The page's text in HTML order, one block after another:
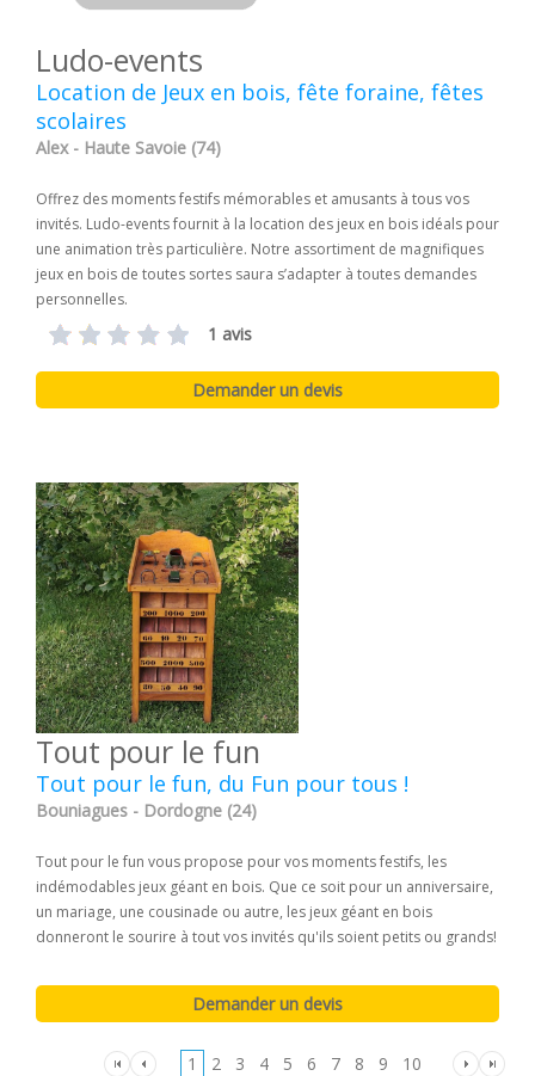
Ludo-events
Location de Jeux en bois, fête foraine, fêtes
scolaires
Alex - Haute Savoie (74)
Offrez des moments festifs mémorables et amusants à tous vos
invités. Ludo-events fournit à la location des jeux en bois idéals pour
une animation très particulière. Notre assortiment de magnifiques
jeux en bois de toutes sortes saura s’adapter à toutes demandes
personnelles.
1 avis
Tout pour le fun
Tout pour le fun, du Fun pour tous !
Bouniagues - Dordogne (24)
Tout pour le fun vous propose pour vos moments festifs, les
indémodables jeux géant en bois. Que ce soit pour un anniversaire,
un mariage, une cousinade ou autre, les jeux géant en bois
donneront le sourire à tout vos invités qu'ils soient petits ou grands!
1 2 3 4 5 6 7 8 9 10